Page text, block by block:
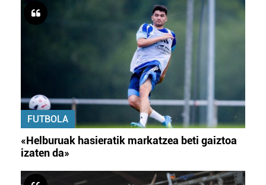
FUTBOLA
«Helburuak hasieratik markatzea beti gaiztoa
izaten da»